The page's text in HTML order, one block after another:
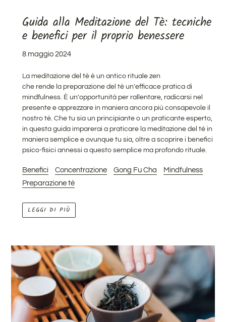
Guida alla Meditazione del Tè: tecniche
e benefici per il proprio benessere
8 maggio 2024
La meditazione del tè è un antico rituale zen
che rende la preparazione del tè un'efficace pratica di
mindfulness. È un'opportunità per rallentare, radicarsi nel
presente e apprezzare in maniera ancora più consapevole il
nostro tè. Che tu sia un principiante o un praticante esperto,
in questa guida imparerai a praticare la meditazione del tè in
maniera semplice e ovunque tu sia, oltre a scoprire i benefici
psico-fisici annessi a questo semplice ma profondo rituale.
Benefici Concentrazione Gong Fu Cha
Mindfulness
Preparazione tè
LEGGI DI PIÙ